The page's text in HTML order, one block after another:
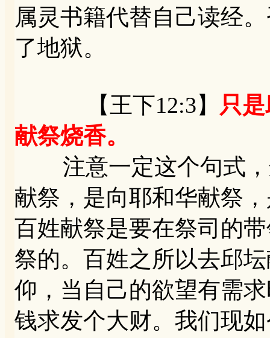
属灵书籍代替自己读经
了地狱。
【王下12:3】 只
献祭烧香。
注意一定这个句式，
献祭，是向耶和华献祭
百姓献祭是要在祭司的
祭的。百姓之所以去邱
仰，当自己的欲望有需
钱求发个大财。我们现